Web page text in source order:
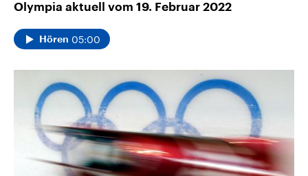
Olympia aktuell vom 19. Februar 2022
Hören 05:00